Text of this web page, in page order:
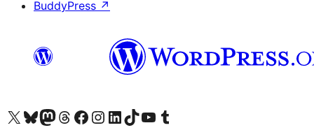
BuddyPress ↗
X (eski Twitter) hesabımıza bakın
Bluesky hesabımızı ziyaret edinMastodon hesabımızı ziyaret edinThreads hesabımızı ziyaret edinFacebook sayfamızı ziyaret edinInstagram hesabımızı ziyaret edinLinkedIn hesabımızı ziyaret edinTikTok hesabımızı ziyaret edinYouTube kanalımızı ziyaret edinTumblr hesabımızı ziyaret edin